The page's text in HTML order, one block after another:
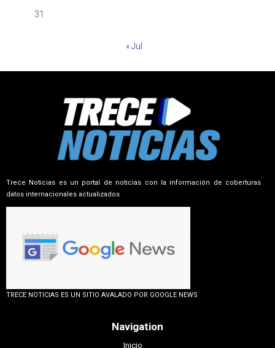
31
« Jul
Trece Noticias es un portal de noticias con la información de coberturas
datos internacionales actualizados
TRECE NOTICIAS ES UN SITIO AVALADO POR GOOGLE NEWS
Navigation
Inicio